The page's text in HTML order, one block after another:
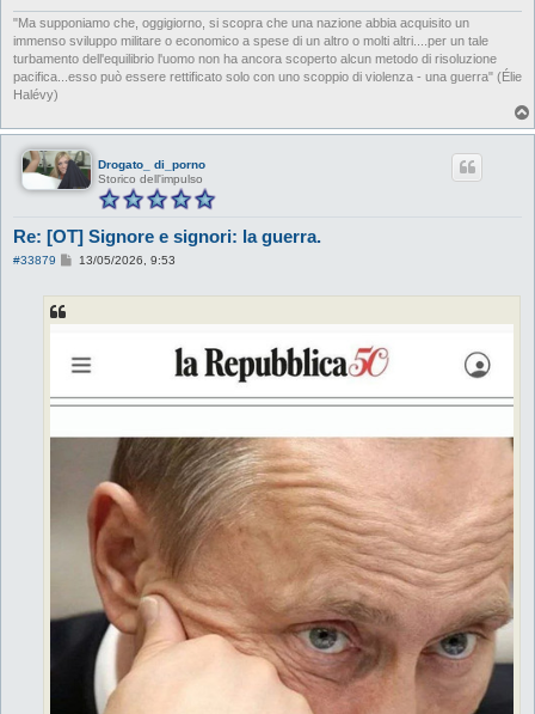
"Ma supponiamo che, oggigiorno, si scopra che una nazione abbia acquisito un
immenso sviluppo militare o economico a spese di un altro o molti altri....per un tale
turbamento dell'equilibrio l'uomo non ha ancora scoperto alcun metodo di risoluzione
pacifica...esso può essere rettificato solo con uno scoppio di violenza - una guerra" (Élie
Halévy)
Drogato_ di_porno
Storico dell'impulso
Re: [OT] Signore e signori: la guerra.
#33879
M
i
o
13/05/2026, 9:53